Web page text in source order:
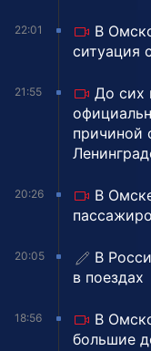
22:01
В
ситуация
21:55
До сих
причиной
20:26
В
20:05
В
в поездах
18:56
В
большие